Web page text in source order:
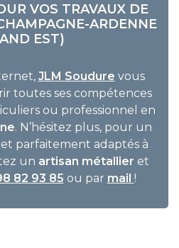
VOS TRAVAUX DE
ARDENNE
EST)
JLM Soudure vous
toutes ses compétences
ou professionnel en
. N’hésitez plus, pour un
et parfaitement adaptés à
un artisan métallier et
82 93 85 ou par mail !